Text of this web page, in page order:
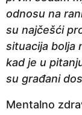
odnosu na
su najčešći
situacija bolja
kad je u
su građani
Mentalno